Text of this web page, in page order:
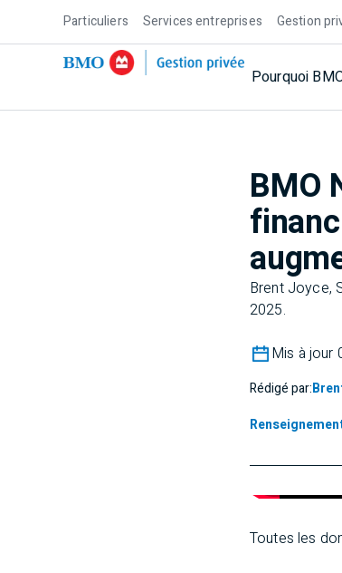
Particuliers Services entreprises Gestion
Pourquoi
BMO
Brent Joyce,
2025.
Mis à jour
Rédigé par:
Toutes les